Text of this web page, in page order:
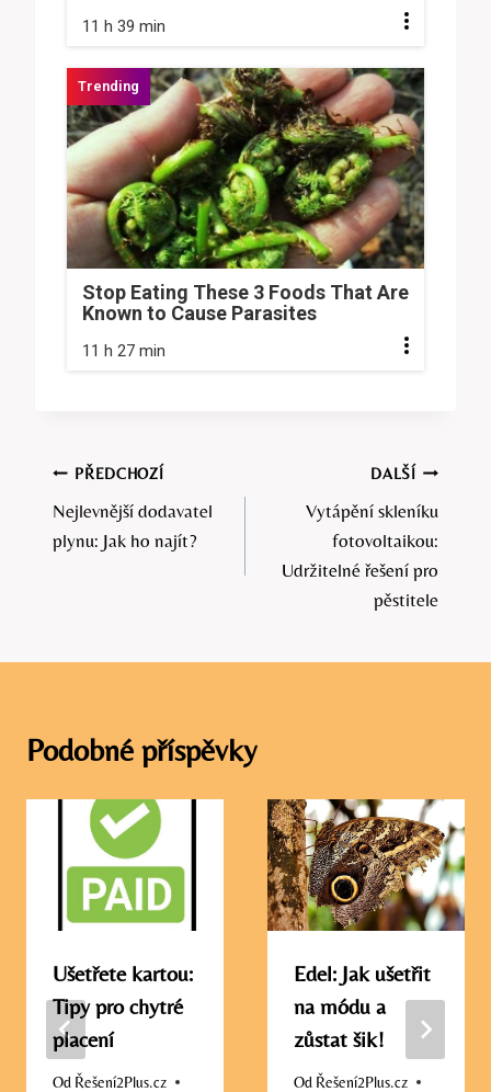
11 h 39 min
Stop Eating These 3 Foods That Are
Known to Cause Parasites
11 h 27 min
Navigace
pro
PŘEDCHOZÍ
Nejlevnější dodavatel
plynu: Jak ho najít?
DALŠÍ
Vytápění skleníku
fotovoltaikou:
Udržitelné řešení pro
pěstitele
Podobné příspěvky
Ušetřete kartou:
Tipy pro chytré
placení
Od Řešení2Plus.cz
Edel: Jak ušetřit
na módu a
zůstat šik!
Od Řešení2Plus.cz